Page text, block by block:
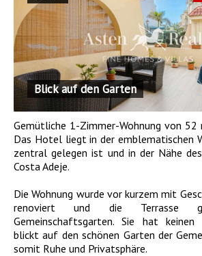
Blick auf den Garten
Gemütliche 1-Zimmer-Wohnung von 52
Das Hotel liegt in der emblematischen
zentral gelegen ist und in der Nähe
Costa Adeje.
Die Wohnung wurde vor kurzem mit
renoviert und die Terrasse
Gemeinschaftsgarten. Sie hat keinen
blickt auf den schönen Garten der
somit Ruhe und Privatsphäre.